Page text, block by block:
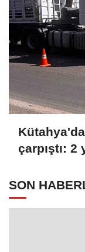
çarpıştı: 2
SON